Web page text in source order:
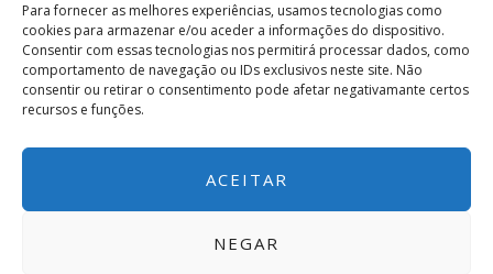
Para fornecer as melhores experiências, usamos tecnologias como
cookies para armazenar e/ou aceder a informações do dispositivo.
Consentir com essas tecnologias nos permitirá processar dados, como
comportamento de navegação ou IDs exclusivos neste site. Não
consentir ou retirar o consentimento pode afetar negativamante certos
recursos e funções.
ACEITAR
NEGAR